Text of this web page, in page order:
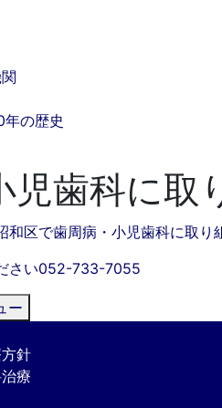
の歴史
児歯科に取
さい052-733-7055
ー
針
療